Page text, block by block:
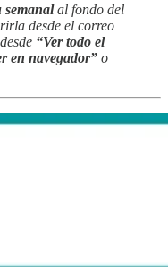
semanalal fondo del
desde el correo
“Ver todo el
en navegador” o